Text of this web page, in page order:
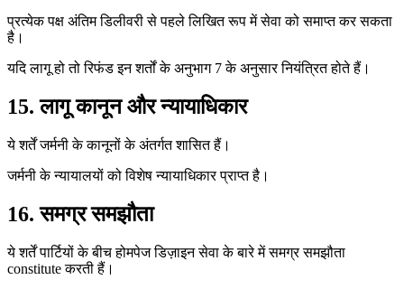
प्रत्येक पक्ष अंतिम डिलीवरी से पहले लिखित रूप में सेवा को समाप्त कर सकता
है।
यदि लागू हो तो रिफंड इन शर्तों के अनुभाग 7 के अनुसार नियंत्रित होते हैं।
15. लागू कानून और न्यायाधिकार
ये शर्तें जर्मनी के कानूनों के अंतर्गत शासित हैं।
जर्मनी के न्यायालयों को विशेष न्यायाधिकार प्राप्त है।
16. समग्र समझौता
ये शर्तें पार्टियों के बीच होमपेज डिज़ाइन सेवा के बारे में समग्र समझौता
constitute करती हैं।